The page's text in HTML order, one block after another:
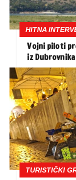
HITNA
Vojni piloti
iz
TURISTIČKI